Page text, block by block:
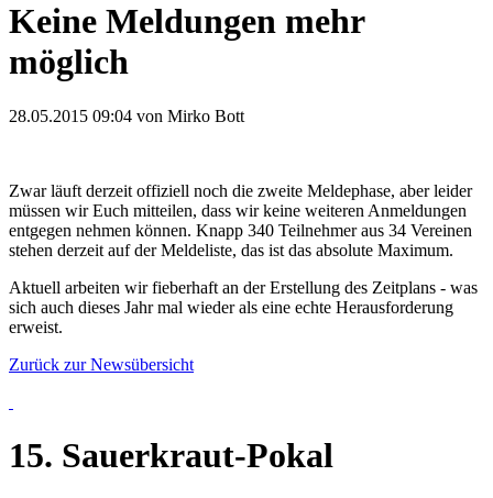
Keine Meldungen mehr
möglich
28.05.2015 09:04 von Mirko Bott
Zwar läuft derzeit offiziell noch die zweite Meldephase, aber leider
müssen wir Euch mitteilen, dass wir keine weiteren Anmeldungen
entgegen nehmen können. Knapp 340 Teilnehmer aus 34 Vereinen
stehen derzeit auf der Meldeliste, das ist das absolute Maximum.
Aktuell arbeiten wir fieberhaft an der Erstellung des Zeitplans - was
sich auch dieses Jahr mal wieder als eine echte Herausforderung
erweist.
Zurück zur Newsübersicht
15. Sauerkraut-Pokal